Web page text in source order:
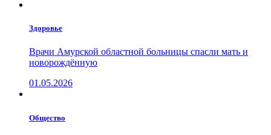
Здоровье
Врачи Амурской областной больницы спасли мать и
новорождённую
01.05.2026
Общество